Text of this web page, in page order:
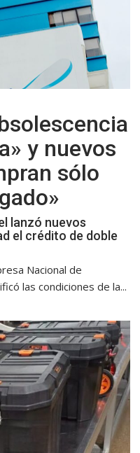
y nuevos
sólo
lanzó nuevos
el crédito de doble
Nacional de
las condiciones de la...